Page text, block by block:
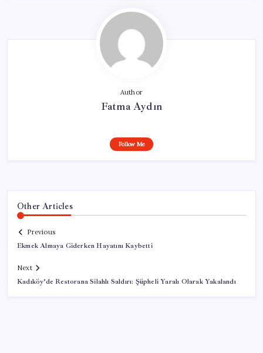
Author
Fatma Aydın
Follow Me
Other Articles
Previous
Ekmek Almaya Giderken Hayatını Kaybetti
Next
Kadıköy’de Restorana Silahlı Saldırı: Şüpheli Yaralı Olarak Yakalandı